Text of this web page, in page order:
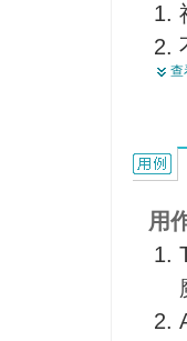
查
用